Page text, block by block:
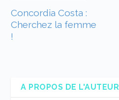
Concordia Costa :
Cherchez la femme
!
A PROPOS DE L'AUTEUR